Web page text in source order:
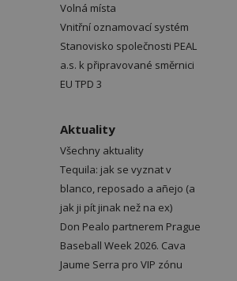
Volná místa
Vnitřní oznamovací systém
Stanovisko společnosti PEAL
a.s. k připravované směrnici
EU TPD 3
Aktuality
Všechny aktuality
Tequila: jak se vyznat v
blanco, reposado a añejo (a
jak ji pít jinak než na ex)
Don Pealo partnerem Prague
Baseball Week 2026. Cava
Jaume Serra pro VIP zónu